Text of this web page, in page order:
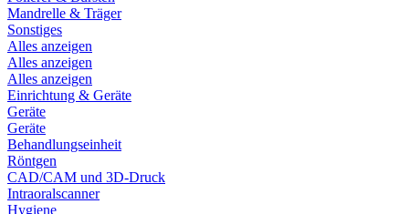
Mandrelle & Träger
Sonstiges
Alles anzeigen
Alles anzeigen
Alles anzeigen
Einrichtung & Geräte
Geräte
Geräte
Behandlungseinheit
Röntgen
CAD/CAM und 3D-Druck
Intraoralscanner
Hygiene